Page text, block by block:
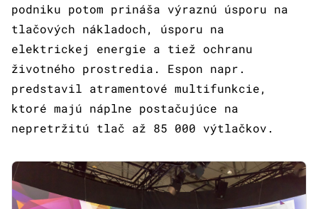
podniku potom prináša výraznú úsporu na
tlačových nákladoch, úsporu na
elektrickej energie a tiež ochranu
životného prostredia. Espon napr.
predstavil atramentové multifunkcie,
ktoré majú náplne postačujúce na
nepretržitú tlač až 85 000 výtlačkov.